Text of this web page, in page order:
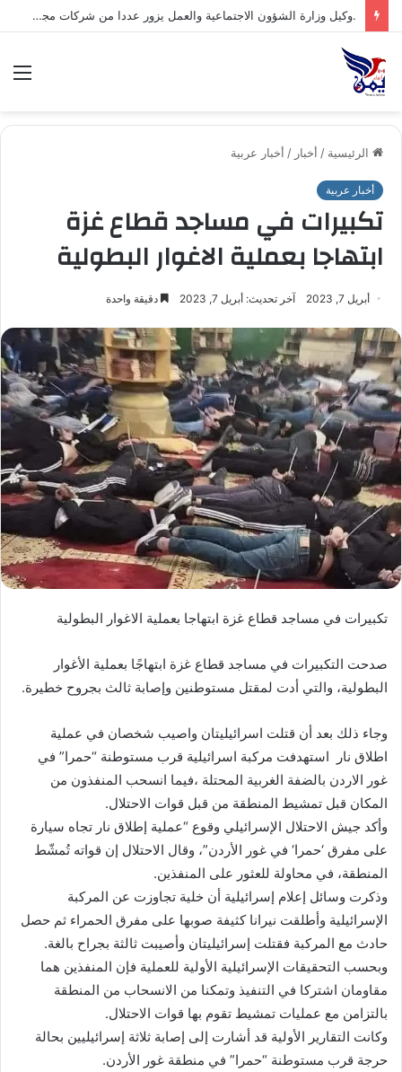
الرئيسية / أخبار / أخبار عربية
أخبار عربية
تكبيرات في مساجد قطاع غزة
ابتهاجا بعملية الاغوار البطولية
أبريل 7, 2023 آخر تحديث: أبريل 7, 2023 دقيقة واحدة
تكبيرات في مساجد قطاع غزة ابتهاجا بعملية الاغوار البطولية
صدحت التكبيرات في مساجد قطاع غزة ابتهاجًا بعملية الأغوار
البطولية، والتي أدت لمقتل مستوطنين وإصابة ثالث بجروح خطيرة.
وجاء ذلك بعد أن قتلت اسرائيليتان واصيب شخصان في عملية
اطلاق نار استهدفت مركبة اسرائيلية قرب مستوطنة “حمرا” في
غور الاردن بالضفة الغربية المحتلة ،فيما انسحب المنفذون من
المكان قبل تمشيط المنطقة من قبل قوات الاحتلال.
وأكد جيش الاحتلال الإسرائيلي وقوع “عملية إطلاق نار تجاه سيارة
على مفرق ‘حمرا‘ في غور الأردن”، وقال الاحتلال إن قواته تُمشّط
المنطقة، في محاولة للعثور على المنفذين.
وذكرت وسائل إعلام إسرائيلية أن خلية تجاوزت عن المركبة
الإسرائيلية وأطلقت نيرانا كثيفة صوبها على مفرق الحمراء ثم حصل
حادث مع المركبة فقتلت إسرائيليتان وأصيبت ثالثة بجراح بالغة.
وبحسب التحقيقات الإسرائيلية الأولية للعملية فإن المنفذين هما
مقاومان اشتركا في التنفيذ وتمكنا من الانسحاب من المنطقة
بالتزامن مع عمليات تمشيط تقوم بها قوات الاحتلال.
وكانت التقارير الأولية قد أشارت إلى إصابة ثلاثة إسرائيليين بحالة
حرجة قرب مستوطنة “حمرا” في منطقة غور الأردن.